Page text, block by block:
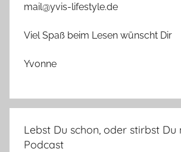
mail@yvis-lifestyle.de
Viel Spaß beim Lesen wünscht Dir
Yvonne
Lebst Du schon, oder stirbst Du
Podcast